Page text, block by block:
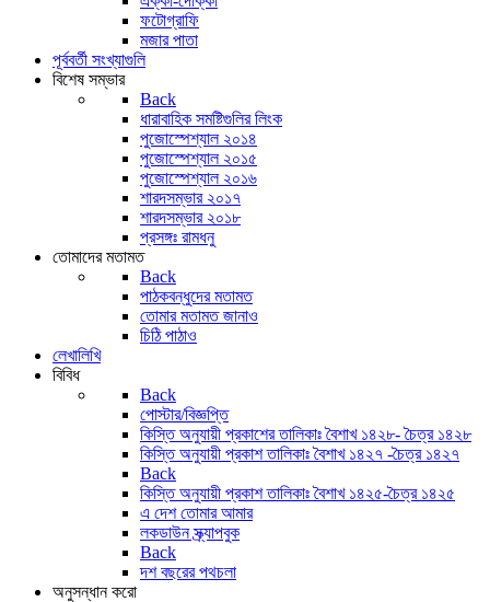
ফটোগ্রাফি
মজার পাতা
পূর্ববর্তী সংখ্যাগুলি
বিশেষ সম্ভার
Back
ধারাবাহিক সমষ্টিগুলির লিংক
পুজোস্পেশ্যাল ২০১৪
পুজোস্পেশ্যাল ২০১৫
পুজোস্পেশ্যাল ২০১৬
শারদসম্ভার ২০১৭
শারদসম্ভার ২০১৮
প্রসঙ্গঃ রামধনু
তোমাদের মতামত
Back
পাঠকবন্ধুদের মতামত
তোমার মতামত জানাও
চিঠি পাঠাও
লেখালিখি
বিবিধ
Back
পোস্টার/বিজ্ঞপ্তি
কিস্তি অনুযায়ী প্রকাশের তালিকাঃ বৈশাখ ১৪২৮- চৈত্র ১৪২৮
কিস্তি অনুযায়ী প্রকাশ তালিকাঃ বৈশাখ ১৪২৭ -চৈত্র ১৪২৭
Back
কিস্তি অনুযায়ী প্রকাশ তালিকাঃ বৈশাখ ১৪২৫-চৈত্র ১৪২৫
এ দেশ তোমার আমার
লকডাউন স্ক্র্যাপবুক
Back
দশ বছরের পথচলা
অনুসন্ধান করো